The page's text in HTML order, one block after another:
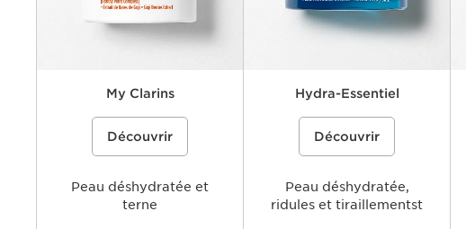
My Clarins
Une crème-gel hydratante à base
d'eau de coco bio et d'extrait de rose
Découvrir
Peau déshydratée et
terne
Hydra-Essentiel
Une gamme de soins hydratants
contenant le Hyaluronic Power
officinal, pour visiblement repulper,
lisser et apaiser la peau, tout en lui
apportant une hydratation longue-
Découvrir
Peau déshydratée,
ridules et tiraillementst